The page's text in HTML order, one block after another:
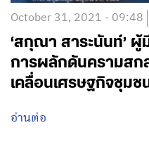
October 31, 2021 - 09:48
‘สกุณา สาระนันท์’
การผลักดันครามสก
เคลื่อนเศรษฐกิจชุม
อ่านต่อ